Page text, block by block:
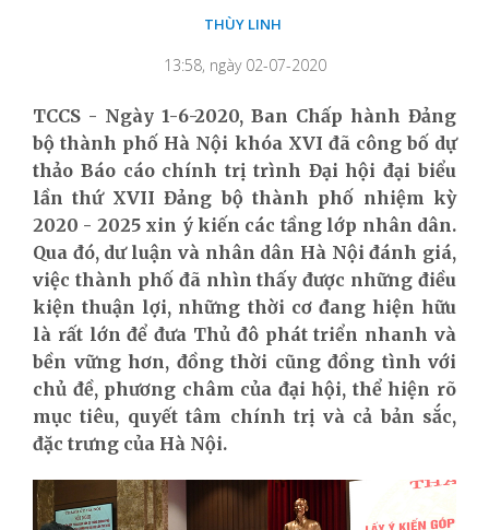
THÙY LINH
13:58, ngày 02-07-2020
TCCS - Ngày 1-6-2020, Ban Chấp hành Đảng
bộ thành phố Hà Nội khóa XVI đã công bố dự
thảo Báo cáo chính trị trình Đại hội đại biểu
lần thứ XVII Đảng bộ thành phố nhiệm kỳ
2020 - 2025 xin ý kiến các tầng lớp nhân dân.
Qua đó, dư luận và nhân dân Hà Nội đánh giá,
việc thành phố đã nhìn thấy được những điều
kiện thuận lợi, những thời cơ đang hiện hữu
là rất lớn để đưa Thủ đô phát triển nhanh và
bền vững hơn, đồng thời cũng đồng tình với
chủ đề, phương châm của đại hội, thể hiện rõ
mục tiêu, quyết tâm chính trị và cả bản sắc,
đặc trưng của Hà Nội.